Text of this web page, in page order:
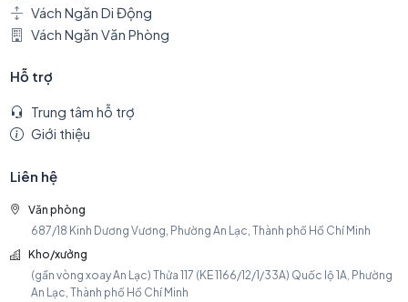
Vách Ngăn Di Động
Vách Ngăn Văn Phòng
Hỗ trợ
Trung tâm hỗ trợ
Giới thiệu
Liên hệ
Văn phòng
687/18 Kinh Dương Vương, Phường An Lạc, Thành phố Hồ Chí Minh
Kho/xưởng
(gần vòng xoay An Lạc) Thửa 117 (KE 1166/12/1/33A) Quốc lộ 1A, Phường
An Lạc, Thành phố Hồ Chí Minh